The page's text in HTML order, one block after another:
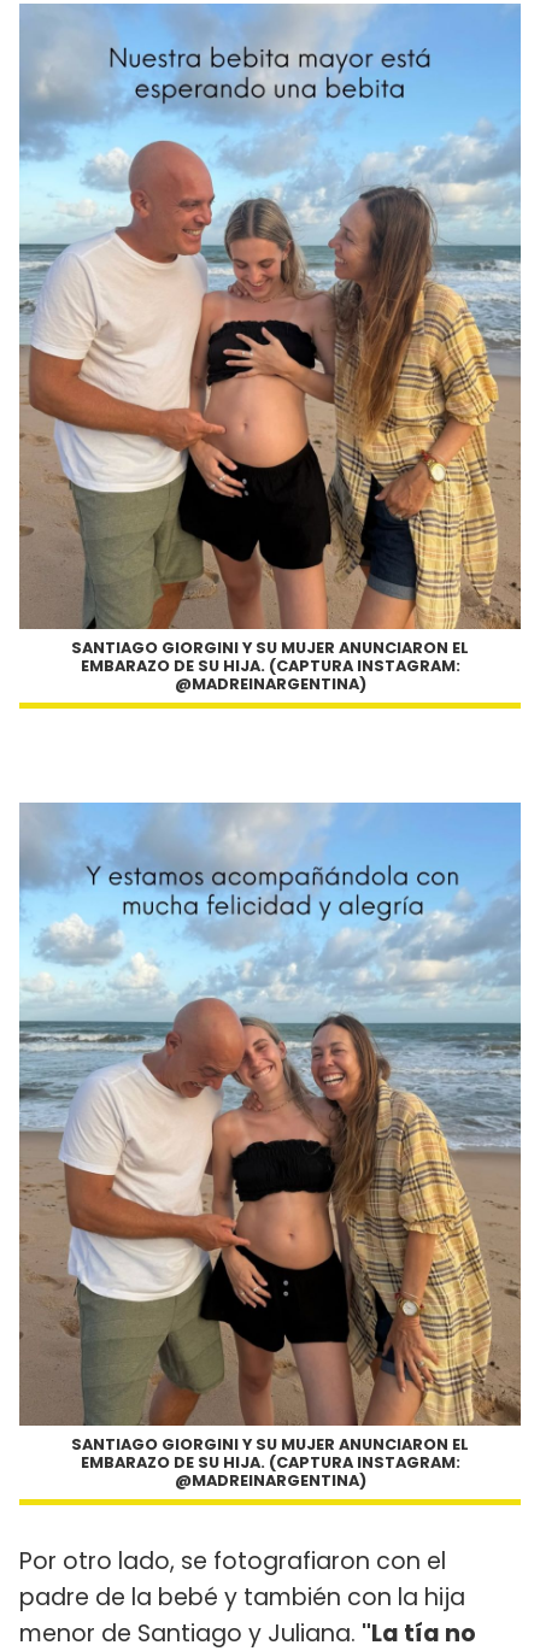
SANTIAGO GIORGINI Y SU MUJER ANUNCIARON EL
EMBARAZO DE SU HIJA. (CAPTURA INSTAGRAM:
@MADREINARGENTINA)
SANTIAGO GIORGINI Y SU MUJER ANUNCIARON EL
EMBARAZO DE SU HIJA. (CAPTURA INSTAGRAM:
@MADREINARGENTINA)
Por otro lado, se fotografiaron con el
padre de la bebé y también con la hija
menor de Santiago y Juliana. "La tía no